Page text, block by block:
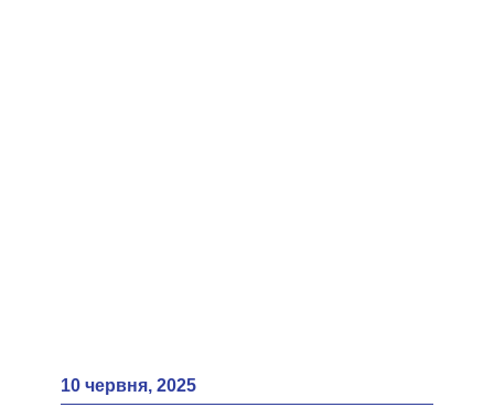
10 червня, 2025